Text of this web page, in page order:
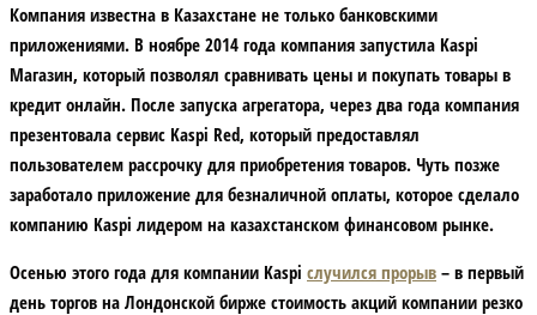
Компания известна в Казахстане не только банковскими
приложениями. В ноябре 2014 года компания запустила Kaspi
Магазин, который позволял сравнивать цены и покупать товары в
кредит онлайн. После запуска агрегатора, через два года компания
презентовала сервис Kaspi Red, который предоставлял
пользователем рассрочку для приобретения товаров. Чуть позже
заработало приложение для безналичной оплаты, которое сделало
компанию Kaspi лидером на казахстанском финансовом рынке.
Осенью этого года для компании Kaspi случился прорыв – в первый
день торгов на Лондонской бирже стоимость акций компании резко